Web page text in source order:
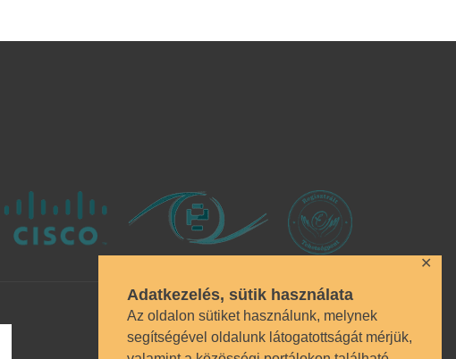
Adatkezelés, sütik használata
Az oldalon sütiket használunk, melynek
segítségével oldalunk látogatottságát mérjük,
✕